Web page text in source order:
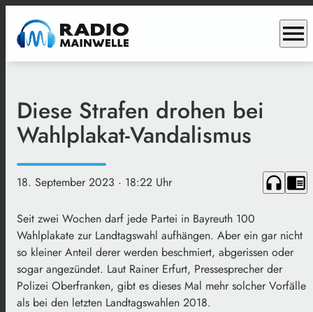
menu
Diese Strafen drohen bei
Wahlplakat-Vandalismus
18. September 2023 · 18:22 Uhr headphones chrome_reader_mode
Seit zwei Wochen darf jede Partei in Bayreuth 100
Wahlplakate zur Landtagswahl aufhängen. Aber ein gar nicht
so kleiner Anteil derer werden beschmiert, abgerissen oder
sogar angezündet. Laut Rainer Erfurt, Pressesprecher der
Polizei Oberfranken, gibt es dieses Mal mehr solcher Vorfälle
als bei den letzten Landtagswahlen 2018.